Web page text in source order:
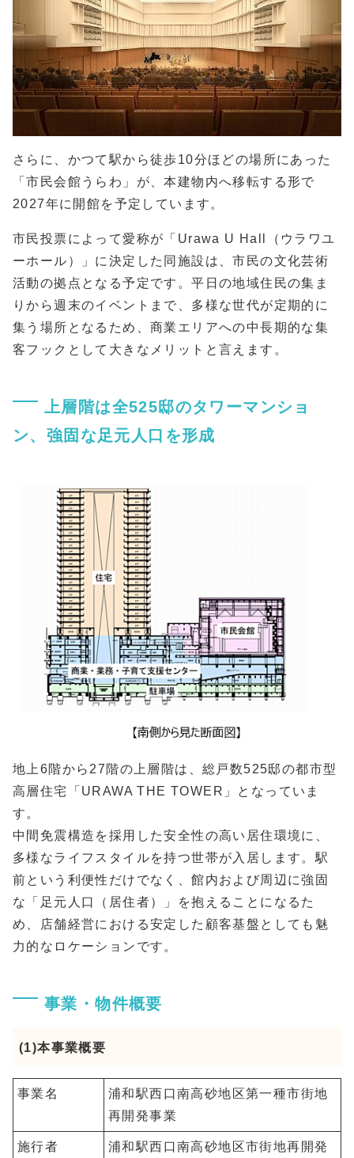
さらに、かつて駅から徒歩10分ほどの場所にあった
「市民会館うらわ」が、本建物内へ移転する形で
2027年に開館を予定しています。
市民投票によって愛称が「Urawa U Hall（ウラワユ
ーホール）」に決定した同施設は、市民の文化芸術
活動の拠点となる予定です。平日の地域住民の集ま
りから週末のイベントまで、多様な世代が定期的に
集う場所となるため、商業エリアへの中長期的な集
客フックとして大きなメリットと言えます。
上層階は全525邸のタワーマンショ
ン、強固な足元人口を形成
地上6階から27階の上層階は、総戸数525邸の都市型
高層住宅「URAWA THE TOWER」となっていま
す。
中間免震構造を採用した安全性の高い居住環境に、
多様なライフスタイルを持つ世帯が入居します。駅
前という利便性だけでなく、館内および周辺に強固
な「足元人口（居住者）」を抱えることになるた
め、店舗経営における安定した顧客基盤としても魅
力的なロケーションです。
事業・物件概要
(1)本事業概要
事業名
浦和駅西口南高砂地区第一種市街地
再開発事業
施行者 浦和駅西口南高砂地区市街地再開発